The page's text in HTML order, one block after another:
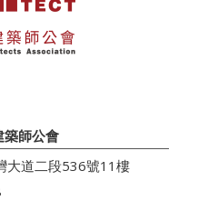
築師公會
大道二段536號11樓